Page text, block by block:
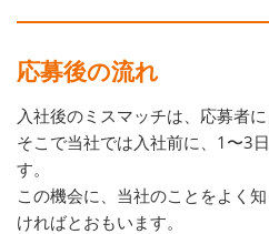
応募後の流れ
入社後のミスマッチは、応募者
そこで当社では入社前に、1〜3
す。
この機会に、当社のことをよく
ければとおもいます。